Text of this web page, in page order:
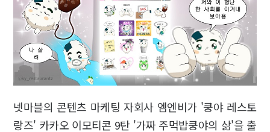
넷마블의 콘텐츠 마케팅 자회사 엠엔비가 '쿵야 레스토
랑즈' 카카오 이모티콘 9탄 '가짜 주먹밥쿵야의 삶'을 출